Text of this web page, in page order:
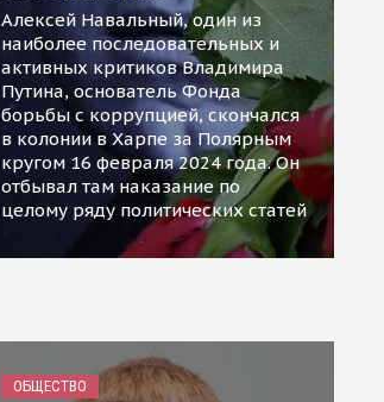
Алексей Навальный, один из
наиболее последовательных и
активных критиков Владимира
Путина, основатель Фонда
борьбы с коррупцией, скончался
в колонии в Харпе за Полярным
кругом 16 февраля 2024 года. Он
отбывал там наказание по
целому ряду политических статей
ОБЩЕСТВО